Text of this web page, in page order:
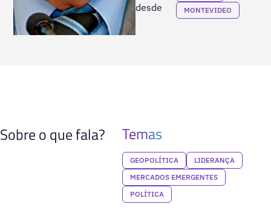
desde
MONTEVIDEO
Sobre o que fala? Temas
GEOPOLÍTICA
LIDERANÇA
MERCADOS EMERGENTES
POLÍTICA